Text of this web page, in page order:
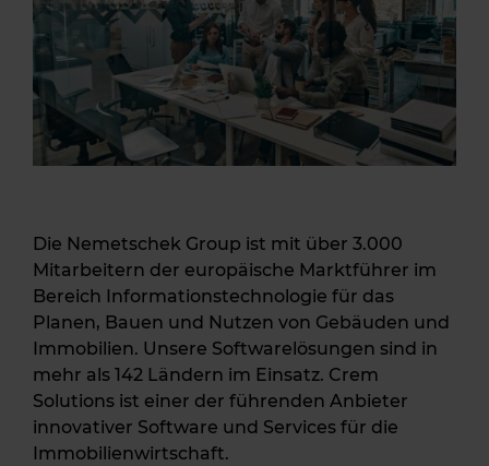
Die Nemetschek Group ist mit über 3.000
Mitarbeitern der europäische Marktführer im
Bereich Informationstechnologie für das
Planen, Bauen und Nutzen von Gebäuden und
Immobilien. Unsere Softwarelösungen sind in
mehr als 142 Ländern im Einsatz. Crem
Solutions ist einer der führenden Anbieter
innovativer Software und Services für die
Immobilienwirtschaft.